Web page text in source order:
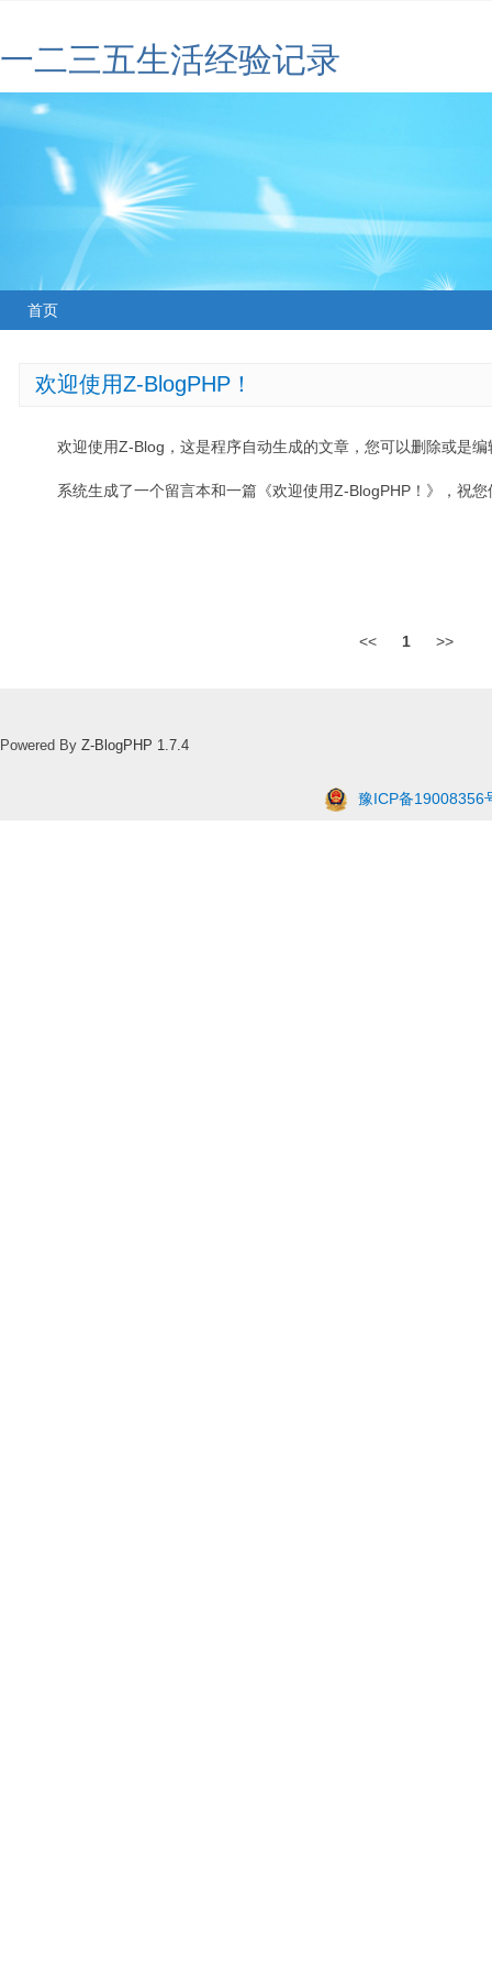
一二三五生活经验记录
首页
欢迎使用Z-BlogPHP！
欢迎使用Z-Blog，这是程序自动生成的文章，您可以删除或是编
系统生成了一个留言本和一篇《欢迎使用Z-BlogPHP！》，祝
<< 1 >>
Powered By Z-BlogPHP 1.7.4
豫ICP备19008356